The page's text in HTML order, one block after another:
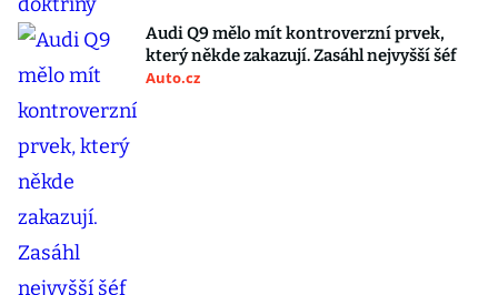
Audi Q9 mělo mít kontroverzní prvek,
který někde zakazují. Zasáhl nejvyšší šéf
Auto.cz